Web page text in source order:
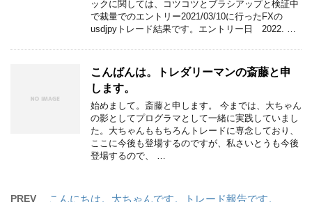
ックに関しては、コツコツとブラシアップと検証中
で裁量でのエントリー2021/03/10に行ったFXの
usdjpyトレード結果です。エントリー日 2022. …
こんばんは。トレダリーマンの斎藤と申
します。
始めまして。斎藤と申します。 今までは、大ちゃん
の影としてプログラマとして一緒に実践していまし
た。大ちゃんももちろんトレードに専念しており、
ここに今後も登場するのですが、私さいとうも今後
登場するので、 …
PREV
こんにちは。大ちゃんです。トレード報告です。